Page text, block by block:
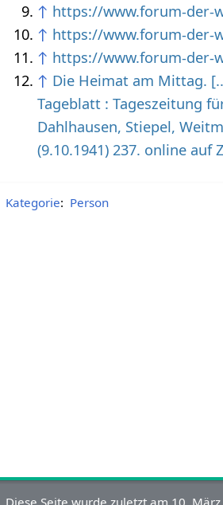
↑ https://www.forum-der-
↑ https://www.forum-der-
↑ https://www.forum-der-
↑ Die Heimat am Mittag.
Tageblatt : Tageszeitung
Dahlhausen, Stiepel,
(9.10.1941) 237. online auf
Kategorie: Person
Diese Seite wurde zuletzt am 10.